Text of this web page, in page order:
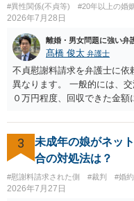
#異性関係(不貞等)
#20年以上の婚
2026年7月28日
離婚・男女問題に強い弁
髙橋 俊太 弁護士
不貞慰謝料請求を弁護士に依
異なります。 一般的には、
０万円程度、回収できた金
には、追加着手金や日当、
も、証拠が十分にあるか、
額、離婚の有無、交渉で終わ
変わり得ます。依頼前に、
できなかった場合の費用を確
では、不貞慰謝料案件の経
3
未成年の娘がネッ
合の対処法は？
#慰謝料請求された側 #裁判 #婚
2026年7月27日